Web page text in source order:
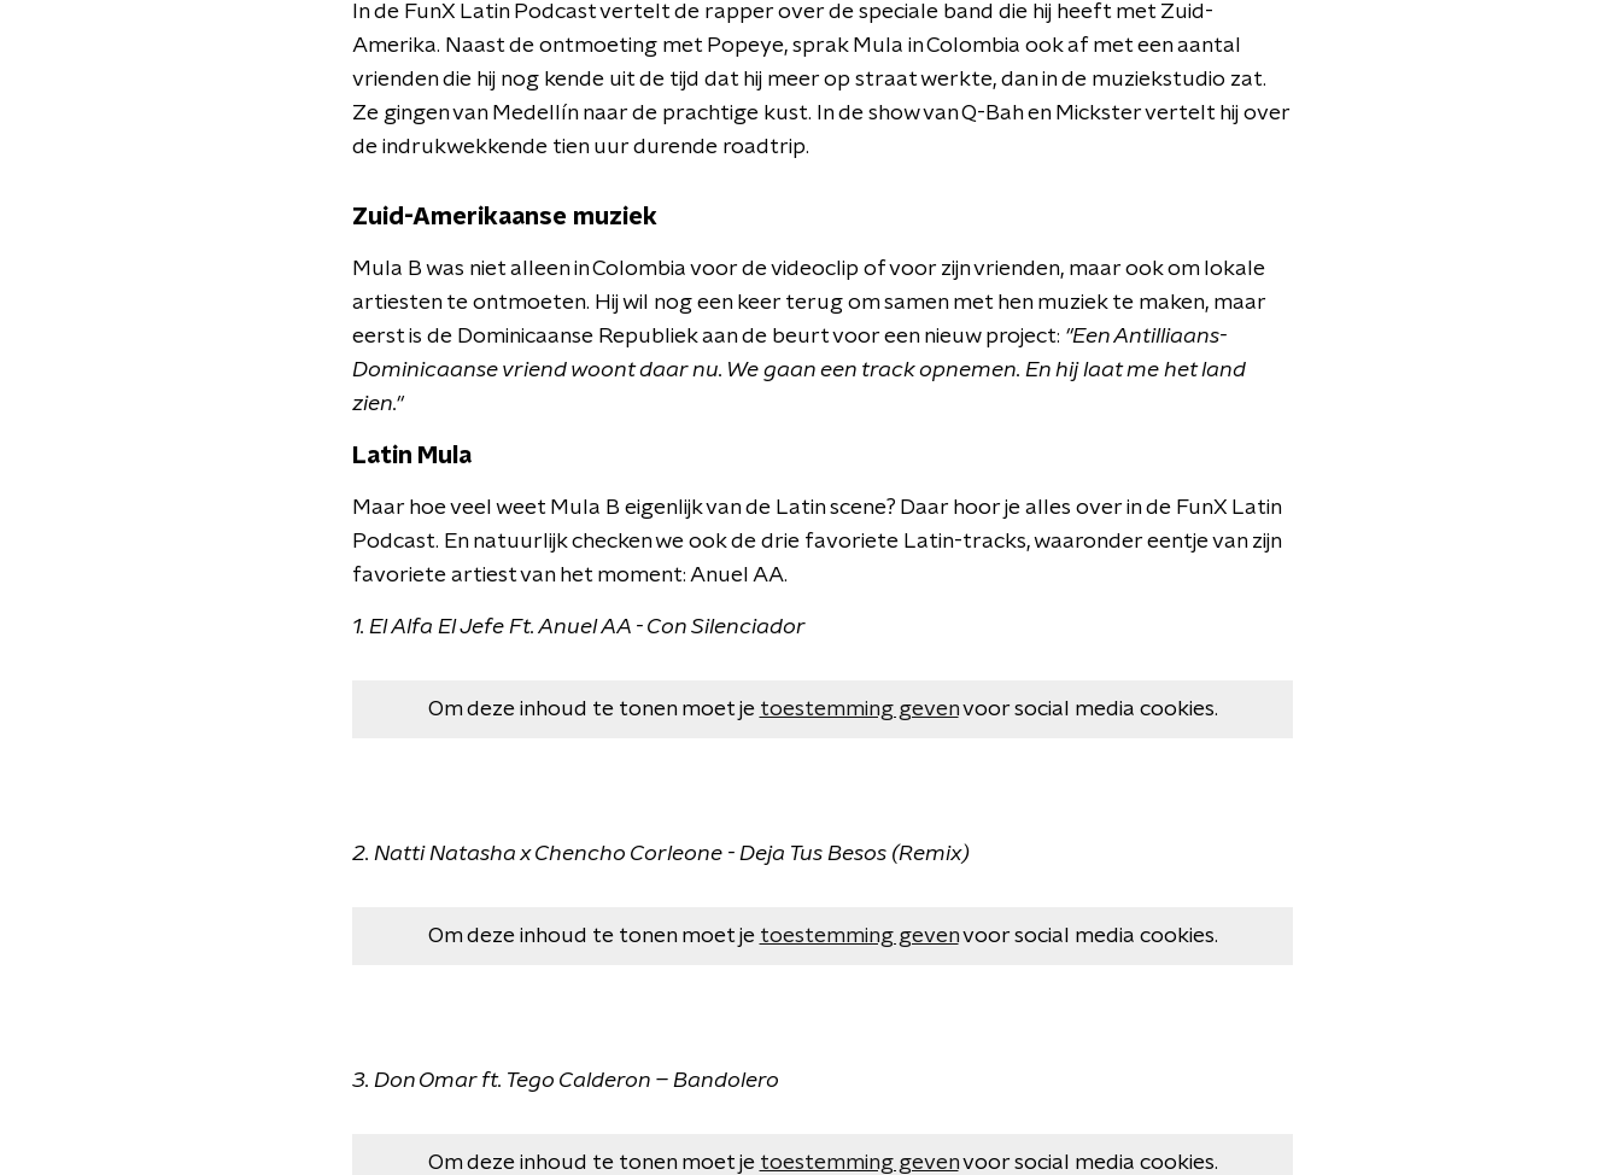
In de FunX Latin Podcast vertelt de rapper over de speciale band die hij heeft met Zuid-
Amerika. Naast de ontmoeting met Popeye, sprak Mula in Colombia ook af met een aantal
vrienden die hij nog kende uit de tijd dat hij meer op straat werkte, dan in de muziekstudio zat.
Ze gingen van Medellín naar de prachtige kust. In de show van Q-Bah en Mickster vertelt hij over
de indrukwekkende tien uur durende roadtrip.
Zuid-Amerikaanse muziek
Mula B was niet alleen in Colombia voor de videoclip of voor zijn vrienden, maar ook om lokale
artiesten te ontmoeten. Hij wil nog een keer terug om samen met hen muziek te maken, maar
eerst is de Dominicaanse Republiek aan de beurt voor een nieuw project: "Een Antilliaans-
Dominicaanse vriend woont daar nu. We gaan een track opnemen. En hij laat me het land
zien."
Latin Mula
Maar hoe veel weet Mula B eigenlijk van de Latin scene? Daar hoor je alles over in de FunX Latin
Podcast. En natuurlijk checken we ook de drie favoriete Latin-tracks, waaronder eentje van zijn
favoriete artiest van het moment: Anuel AA.
1. El Alfa El Jefe Ft. Anuel AA - Con Silenciador
Om deze inhoud te tonen moet je toestemming gevenvoor social media cookies.
2. Natti Natasha x Chencho Corleone - Deja Tus Besos (Remix)
Om deze inhoud te tonen moet je toestemming gevenvoor social media cookies.
3. Don Omar ft. Tego Calderon – Bandolero
Om deze inhoud te tonen moet je toestemming gevenvoor social media cookies.